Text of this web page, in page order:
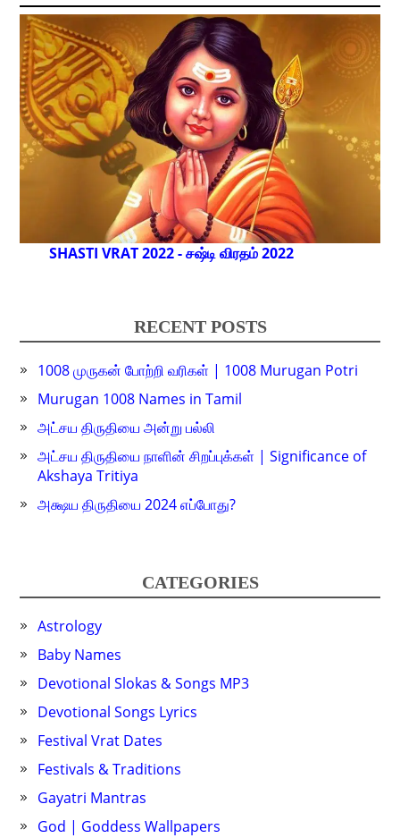
SHASTI VRAT 2022 - சஷ்டி விரதம் 2022
RECENT POSTS
1008 முருகன் போற்றி வரிகள் | 1008 Murugan Potri
Murugan 1008 Names in Tamil
அட்சய திருதியை அன்று பல்லி
அட்சய திருதியை நாளின் சிறப்புக்கள் | Significance of
Akshaya Tritiya
அக்ஷய திருதியை 2024 எப்போது?
CATEGORIES
Astrology
Baby Names
Devotional Slokas & Songs MP3
Devotional Songs Lyrics
Festival Vrat Dates
Festivals & Traditions
Gayatri Mantras
God | Goddess Wallpapers